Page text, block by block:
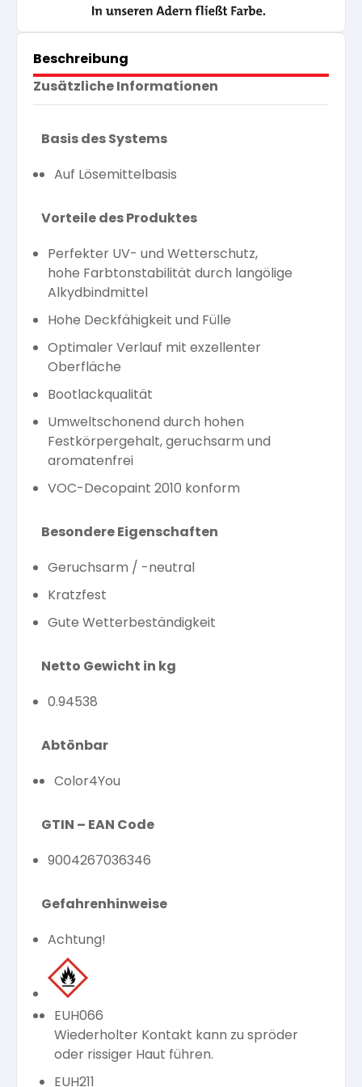
Beschreibung
Zusätzliche Informationen
Basis des Systems
Auf Lösemittelbasis
Vorteile des Produktes
Perfekter UV- und Wetterschutz,
hohe Farbtonstabilität durch langölige
Alkydbindmittel
Hohe Deckfähigkeit und Fülle
Optimaler Verlauf mit exzellenter
Oberfläche
Bootlackqualität
Umweltschonend durch hohen
Festkörpergehalt, geruchsarm und
aromatenfrei
VOC-Decopaint 2010 konform
Besondere Eigenschaften
Geruchsarm / -neutral
Kratzfest
Gute Wetterbeständigkeit
Netto Gewicht in kg
0.94538
Abtönbar
Color4You
GTIN – EAN Code
9004267036346
Gefahrenhinweise
Achtung!
EUH066
Wiederholter Kontakt kann zu spröder
oder rissiger Haut führen.
EUH211